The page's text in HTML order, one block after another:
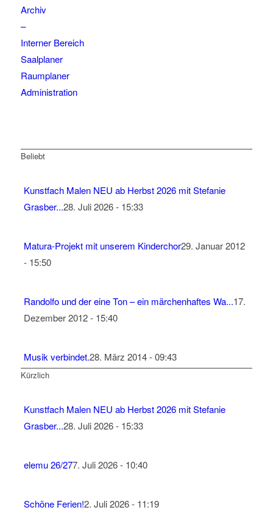
Archiv
–
Interner Bereich
Saalplaner
Raumplaner
Administration
Beliebt
Kunstfach Malen NEU ab Herbst 2026 mit Stefanie
Grasber...28. Juli 2026 - 15:33
Matura-Projekt mit unserem Kinderchor29. Januar 2012
- 15:50
Randolfo und der eine Ton – ein märchenhaftes Wa...17.
Dezember 2012 - 15:40
Musik verbindet.28. März 2014 - 09:43
Kürzlich
Kunstfach Malen NEU ab Herbst 2026 mit Stefanie
Grasber...28. Juli 2026 - 15:33
elemu 26/277. Juli 2026 - 10:40
Schöne Ferien!2. Juli 2026 - 11:19